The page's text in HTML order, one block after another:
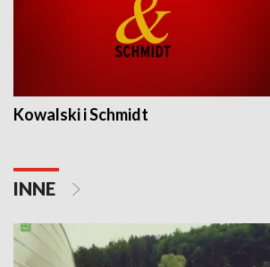
Kowalski i Schmidt
INNE